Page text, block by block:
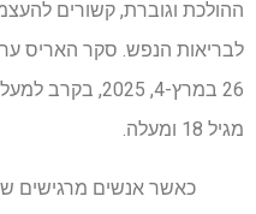
ההולכת וגוברת, קשורים
מגיל 18 ומעלה.
כאשר אנשים מרגישים